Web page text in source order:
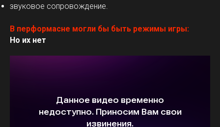
звуковое сопровождение.
В перформасне могли бы быть режимы игры:
Но их нет